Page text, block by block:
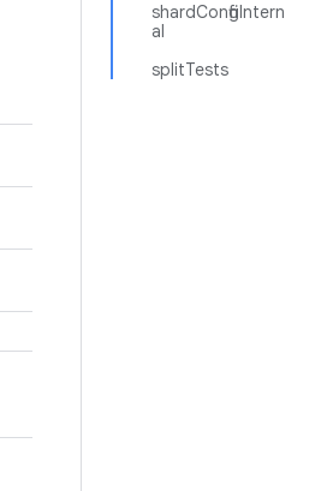
shardConfigIntern
al
splitTests